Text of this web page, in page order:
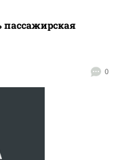
пассажирская
0